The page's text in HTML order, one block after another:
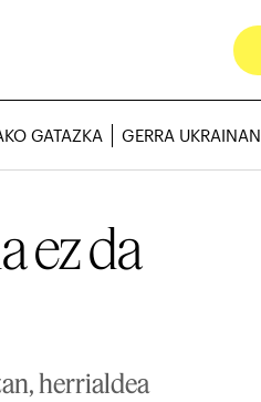
GATAZKA GERRA UKRAINAN
ez da
herrialdea